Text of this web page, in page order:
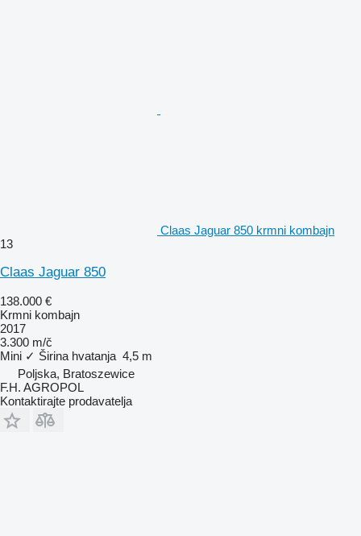
Claas Jaguar 850 krmni kombajn
13
Claas Jaguar 850
138.000 €
Krmni kombajn
2017
3.300 m/č
Mini ✓ Širina hvatanja 4,5 m
Poljska, Bratoszewice
F.H. AGROPOL
Kontaktirajte prodavatelja